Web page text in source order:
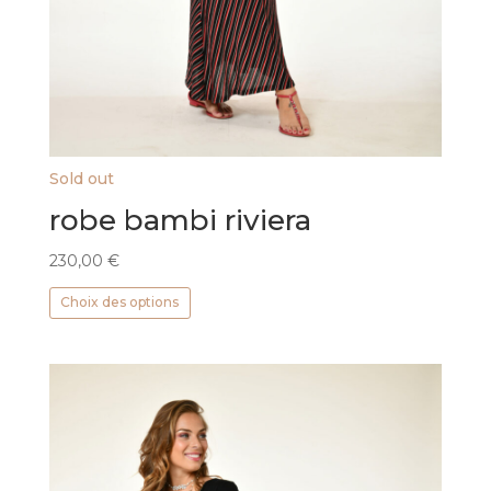
Sold out
robe bambi riviera
230,00 €
Choix des options
Ce
plusieurs
Les
options
peuvent
être